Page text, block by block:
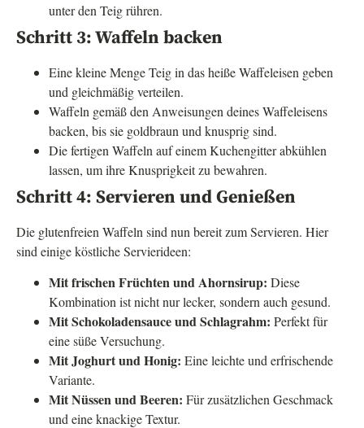
unter den Teig rühren.
Schritt 3: Waffeln backen
Eine kleine Menge Teig in das heiße Waffeleisen geben
und gleichmäßig verteilen.
Waffeln gemäß den Anweisungen deines Waffeleisens
backen, bis sie goldbraun und knusprig sind.
Die fertigen Waffeln auf einem Kuchengitter abkühlen
lassen, um ihre Knusprigkeit zu bewahren.
Schritt 4: Servieren und Genießen
Die glutenfreien Waffeln sind nun bereit zum Servieren. Hier
sind einige köstliche Servierideen:
Mit frischen Früchten und Ahornsirup: Diese
Kombination ist nicht nur lecker, sondern auch gesund.
Mit Schokoladensauce und Schlagrahm: Perfekt für
eine süße Versuchung.
Mit Joghurt und Honig: Eine leichte und erfrischende
Variante.
Mit Nüssen und Beeren: Für zusätzlichen Geschmack
und eine knackige Textur.